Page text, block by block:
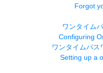
Forgot
ワンタイム
Configuring
ワンタイムパス
Setting up a